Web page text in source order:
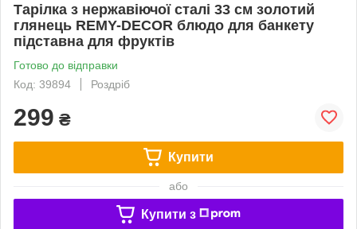
Тарілка з нержавіючої сталі 33 см золотий
глянець REMY-DECOR блюдо для банкету
підставна для фруктів
Готово до відправки
Код: 39894
Роздріб
299 ₴
Купити
або
Купити з